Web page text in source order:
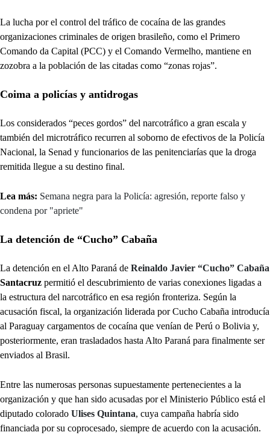
La lucha por el control del tráfico de cocaína de las grandes
organizaciones criminales de origen brasileño, como el Primero
Comando da Capital (PCC) y el Comando Vermelho, mantiene en
zozobra a la población de las citadas como “zonas rojas”.
Coima a policías y antidrogas
Los considerados “peces gordos” del narcotráfico a gran escala y
también del microtráfico recurren al soborno de efectivos de la Policía
Nacional, la Senad y funcionarios de las penitenciarías que la droga
remitida llegue a su destino final.
Lea más: Semana negra para la Policía: agresión, reporte falso y
condena por "apriete"
La detención de “Cucho” Cabaña
La detención en el Alto Paraná de Reinaldo Javier “Cucho” Cabaña
Santacruz permitió el descubrimiento de varias conexiones ligadas a
la estructura del narcotráfico en esa región fronteriza. Según la
acusación fiscal, la organización liderada por Cucho Cabaña introducía
al Paraguay cargamentos de cocaína que venían de Perú o Bolivia y,
posteriormente, eran trasladados hasta Alto Paraná para finalmente ser
enviados al Brasil.
Entre las numerosas personas supuestamente pertenecientes a la
organización y que han sido acusadas por el Ministerio Público está el
diputado colorado Ulises Quintana, cuya campaña habría sido
financiada por su coprocesado, siempre de acuerdo con la acusación.